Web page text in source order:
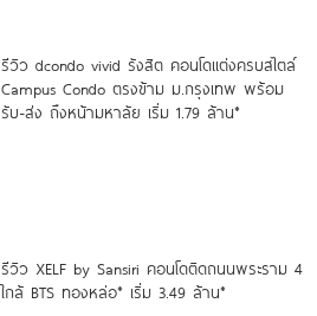
รีวิว dcondo vivid รังสิต คอนโดแต่งครบสไตล์
Campus Condo ตรงข้าม ม.กรุงเทพ พร้อม
รับ-ส่ง ถึงหน้ามหาลัย เริ่ม 1.79 ล้าน*
รีวิว XELF by Sansiri คอนโดติดถนนพระราม 4
ใกล้ BTS ทองหล่อ* เริ่ม 3.49 ล้าน*